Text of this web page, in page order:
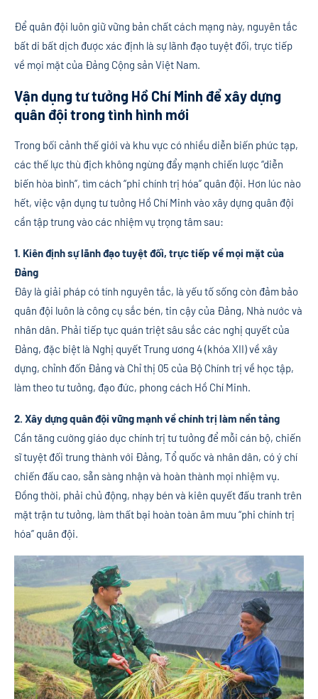
Để quân đội luôn giữ vững bản chất cách mạng này, nguyên tắc
bất di bất dịch được xác định là sự lãnh đạo tuyệt đối, trực tiếp
về mọi mặt của Đảng Cộng sản Việt Nam.
Vận dụng tư tưởng Hồ Chí Minh để xây dựng
quân đội trong tình hình mới
Trong bối cảnh thế giới và khu vực có nhiều diễn biến phức tạp,
các thế lực thù địch không ngừng đẩy mạnh chiến lược “diễn
biến hòa bình”, tìm cách “phi chính trị hóa” quân đội. Hơn lúc nào
hết, việc vận dụng tư tưởng Hồ Chí Minh vào xây dựng quân đội
cần tập trung vào các nhiệm vụ trọng tâm sau:
1. Kiên định sự lãnh đạo tuyệt đối, trực tiếp về mọi mặt của
Đảng
Đây là giải pháp có tính nguyên tắc, là yếu tố sống còn đảm bảo
quân đội luôn là công cụ sắc bén, tin cậy của Đảng, Nhà nước và
nhân dân. Phải tiếp tục quán triệt sâu sắc các nghị quyết của
Đảng, đặc biệt là Nghị quyết Trung ương 4 (khóa XII) về xây
dựng, chỉnh đốn Đảng và Chỉ thị 05 của Bộ Chính trị về học tập,
làm theo tư tưởng, đạo đức, phong cách Hồ Chí Minh.
2. Xây dựng quân đội vững mạnh về chính trị làm nền tảng
Cần tăng cường giáo dục chính trị tư tưởng để mỗi cán bộ, chiến
sĩ tuyệt đối trung thành với Đảng, Tổ quốc và nhân dân, có ý chí
chiến đấu cao, sẵn sàng nhận và hoàn thành mọi nhiệm vụ.
Đồng thời, phải chủ động, nhạy bén và kiên quyết đấu tranh trên
mặt trận tư tưởng, làm thất bại hoàn toàn âm mưu “phi chính trị
hóa” quân đội.